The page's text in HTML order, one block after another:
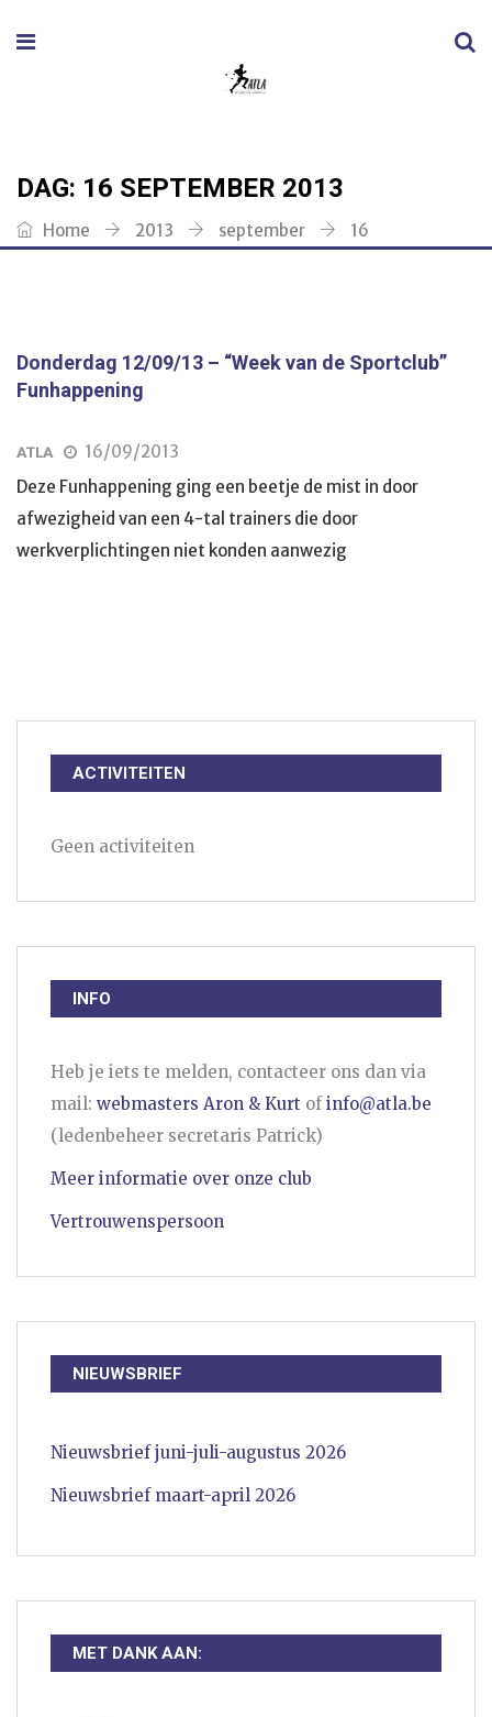
DAG: 16 SEPTEMBER 2013
Home 2013 september 16
Donderdag 12/09/13 – “Week van de Sportclub”
Funhappening
ATLA
16/09/2013
Deze Funhappening ging een beetje de mist in door
afwezigheid van een 4-tal trainers die door
werkverplichtingen niet konden aanwezig
ACTIVITEITEN
Geen activiteiten
INFO
Heb je iets te melden, contacteer ons dan via
mail: webmasters Aron & Kurt ofinfo@atla.be
(ledenbeheer secretaris Patrick)
Meer informatie over onze club
Vertrouwenspersoon
NIEUWSBRIEF
Nieuwsbrief juni-juli-augustus 2026
Nieuwsbrief maart-april 2026
MET DANK AAN: